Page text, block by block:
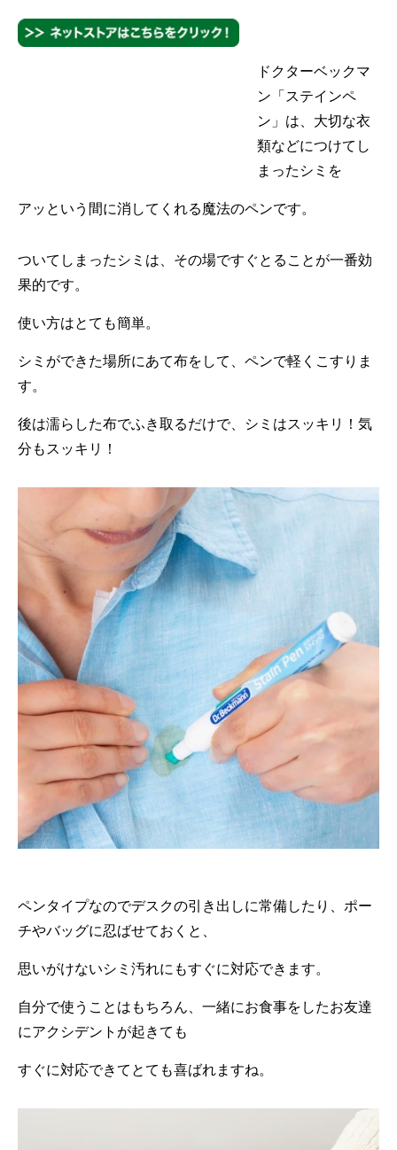
ドクターベックマ
ン「ステインペ
ン」は、 大切な衣
類などにつけてし
まったシミを
アッという間に消してくれる魔法のペンです。
ついてしまったシミは、その場ですぐとることが一番効
果的です。
使い方はとても簡単。
シミができた場所にあて布をして、ペンで軽くこすりま
す。
後は濡らした布でふき取るだけで、シミはスッキリ！気
分もスッキリ！
ペンタイプなのでデスクの引き出しに常備したり、ポー
チやバッグに忍ばせておくと、
思いがけないシミ汚れにもすぐに対応できます。
自分で使うことはもちろん、一緒にお食事をしたお友達
にアクシデントが起きても
すぐに対応できてとても喜ばれますね。